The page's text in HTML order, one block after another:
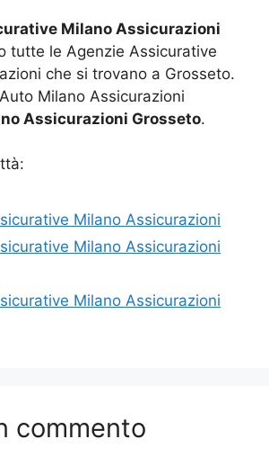
Milano Assicurazioni
tutte le Agenzie Assicurative
che si trovano a Grosseto.
Milano Assicurazioni
Assicurazioni Grosseto.
Milano Assicurazioni
Milano Assicurazioni
Milano Assicurazioni
commento